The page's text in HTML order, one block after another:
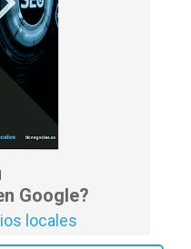
Google?
locales